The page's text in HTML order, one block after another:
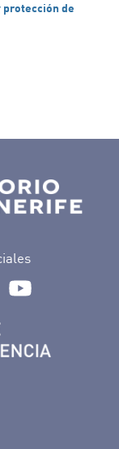
protección de
Tenerife en Facebook
de Tenerife en
de Auditorio de
Ir al Boletín Whatsapp